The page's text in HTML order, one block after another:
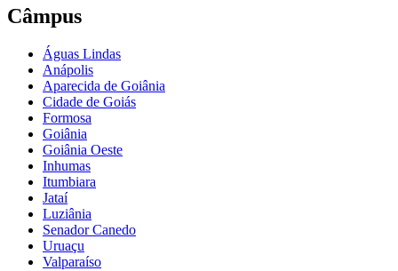
Câmpus
Águas Lindas
Anápolis
Aparecida de Goiânia
Cidade de Goiás
Formosa
Goiânia
Goiânia Oeste
Inhumas
Itumbiara
Jataí
Luziânia
Senador Canedo
Uruaçu
Valparaíso